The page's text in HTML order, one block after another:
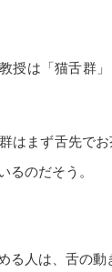
授は「猫舌群
はまず舌先で
るのだそう。
る人は、舌の動